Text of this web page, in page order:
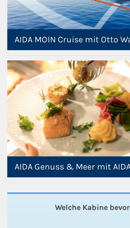
AIDA MOIN Cruise mit Otto
AIDA Genuss & Meer mit
Welche Kabine